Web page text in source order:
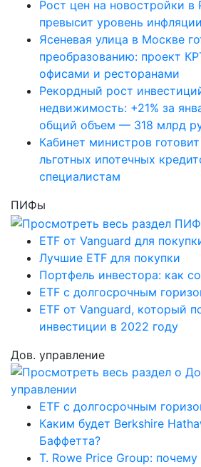
Рост цен на новостройки
превысит уровень инфляции
Ясеневая улица в Москве
преобразованию: проект
офисами и ресторанами
Рекордный рост
недвижимость: +21% за
общий объем — 318 млрд
Кабинет министров
льготных ипотечных
специалистам
ПИФы
ETF от Vanguard для
Лучшие ETF для покупки
Портфель инвестора: как
ETF с долгосрочным
ETF от Vanguard, который
инвестиции в 2022 году
Дов. управление
ETF с долгосрочным
Каким будет Berkshire
Баффетта?
T. Rowe Price Group: почему